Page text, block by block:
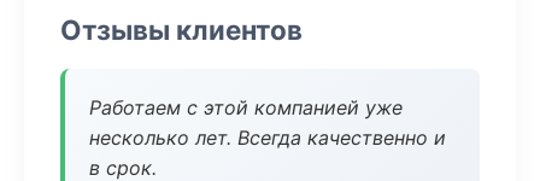
Отзывы клиентов
Работаем с этой компанией уже
несколько лет. Всегда качественно и
в срок.